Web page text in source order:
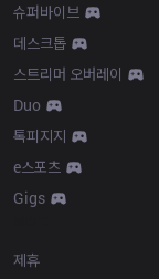
슈퍼바이브
데스크톱
스트리머 오버레이
Duo
톡피지지
e스포츠
Gigs
제휴